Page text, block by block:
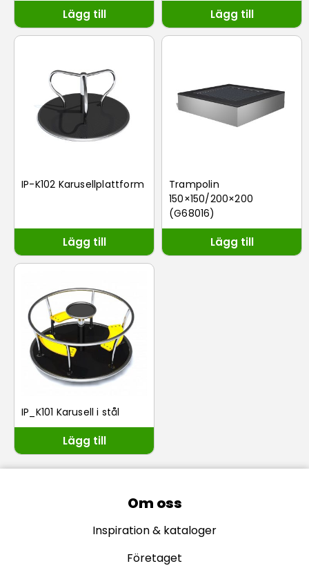
Lägg till Lägg till
IP-K102 Karusellplattform
Lägg till
Trampolin
150×150/200×200
(G68016)
Lägg till
IP_K101 Karusell i stål
Lägg till
Om oss
Inspiration & kataloger
Företaget